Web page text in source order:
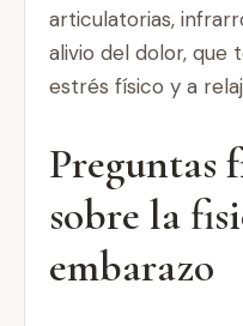
articulatorias,
alivio del dolor, que
estrés físico y a
Preguntas
sobre la
embarazo